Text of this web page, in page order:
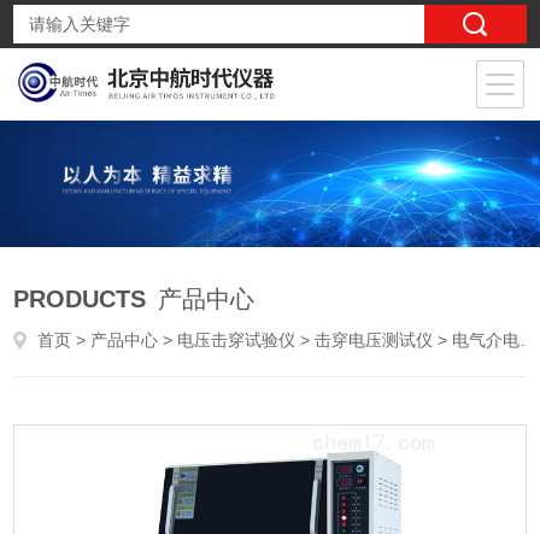
PRODUCTS 产品中心
首页 > 产品中心 > 电压击穿试验仪 >击穿电压测试仪 > 电气介电强度试验仪固体绝缘材料电气介电强度试验仪